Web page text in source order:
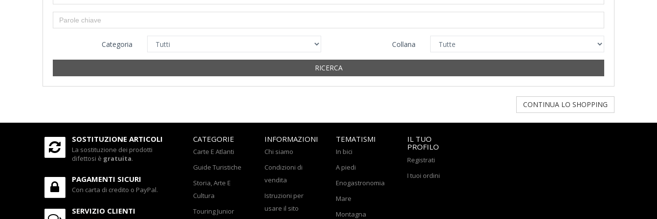
Categoria Collana
RICERCA
CONTINUA LO SHOPPING
SOSTITUZIONE ARTICOLI
La sostituzione dei prodotti
difettosi è gratuita.
PAGAMENTI SICURI
Con carta di credito o PayPal.
SERVIZIO CLIENTI
CATEGORIE
Carte E Atlanti
Guide Turistiche
Storia, Arte E
Cultura
Touring Junior
INFORMAZIONI
Chi siamo
Condizioni di
vendita
Istruzioni per
usare il sito
TEMATISMI
In bici
A piedi
Enogastronomia
Mare
Montagna
IL TUO
PROFILO
Registrati
I tuoi ordini